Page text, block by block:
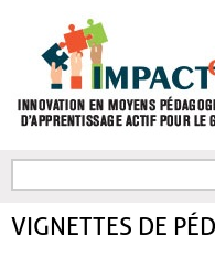
FORMULAIRE DE
VIGNETTES DE